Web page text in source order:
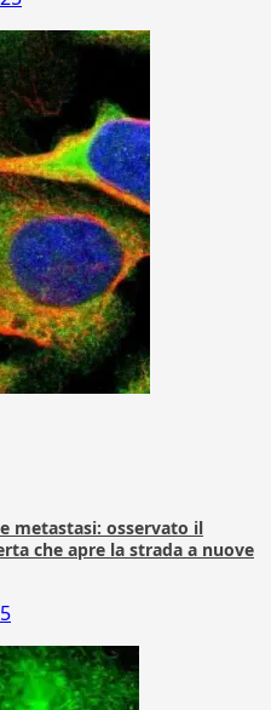
metastasi: osservato il
che apre la strada a nuove